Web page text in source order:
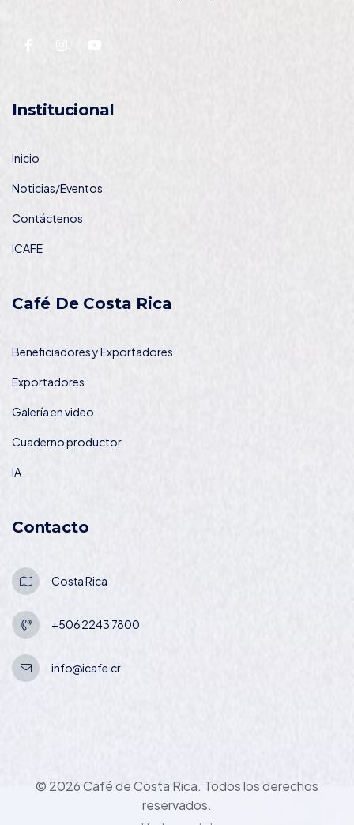
Institucional
Inicio
Noticias/Eventos
Contáctenos
ICAFE
Café De Costa Rica
Beneficiadores y Exportadores
Exportadores
Galería en video
Cuaderno productor
IA
Contacto
Costa Rica
+506 2243 7800
info@icafe.cr
© 2026 Café de Costa Rica. Todos los derechos
reservados.